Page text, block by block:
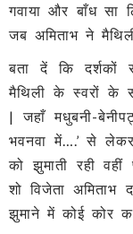
गवाया और बाँध सा
जब अमिताभ ने
बता दें कि दर्शकों
मैथिली के स्वरों के
| जहाँ मधुबनी-
भवनवा में….’ से लेकर
को झुमाती रही
शो विजेता अमिताभ
झुमाने में कोई कोर